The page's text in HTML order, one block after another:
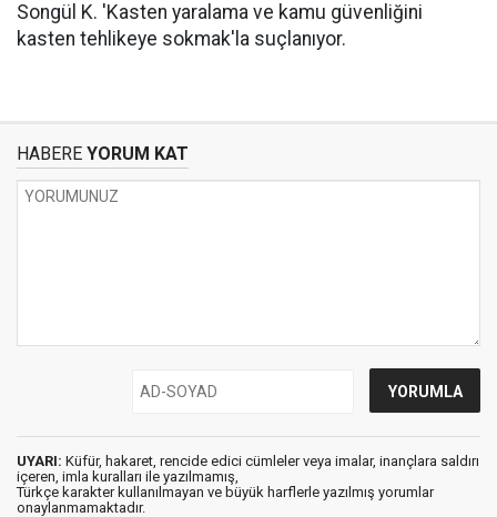
Songül K. 'Kasten yaralama ve kamu güvenliğini
kasten tehlikeye sokmak'la suçlanıyor.
HABERE YORUM KAT
UYARI: Küfür, hakaret, rencide edici cümleler veya imalar, inançlara saldırı
içeren, imla kuralları ile yazılmamış,
Türkçe karakter kullanılmayan ve büyük harflerle yazılmış yorumlar
onaylanmamaktadır.